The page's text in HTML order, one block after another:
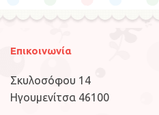
Επικοινωνία
Σκυλοσόφου 14
Ηγουμενίτσα 46100